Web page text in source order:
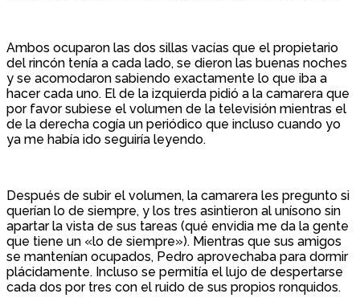
Ambos ocuparon las dos sillas vacías que el propietario
del rincón tenía a cada lado, se dieron las buenas noches
y se acomodaron sabiendo exactamente lo que iba a
hacer cada uno. El de la izquierda pidió a la camarera que
por favor subiese el volumen de la televisión mientras el
de la derecha cogía un periódico que incluso cuando yo
ya me había ido seguiría leyendo.
Después de subir el volumen, la camarera les pregunto si
querían lo de siempre, y los tres asintieron al unísono sin
apartar la vista de sus tareas (qué envidia me da la gente
que tiene un «lo de siempre»). Mientras que sus amigos
se mantenían ocupados, Pedro aprovechaba para dormir
plácidamente. Incluso se permitía el lujo de despertarse
cada dos por tres con el ruido de sus propios ronquidos.